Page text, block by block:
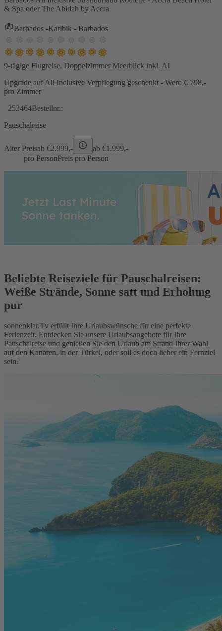
& Spa oder The Abidah by Accra
Barbados -Karibik - Barbados
9-tägige Flugreise, Doppelzimmer Meerblick inkl. AI
Upgrade auf All Inclusive Verpflegung geschenkt - Wert: € 798,-
pro Zimmer
253464Bestellnr.:
Pauschalreise
Alter Preisab €2.999,- ab €1.999,-
pro PersonPreis pro Person
Beliebte Reiseziele für Pauschalreisen:
Weiße Strände, Sonne satt und Erholung
pur
sonnenklar.Tv erfüllt Ihre Urlaubswünsche für eine perfekte
Ferienzeit. Entdecken Sie unsere Urlaubsangebote für Ihre
Pauschalreise und genießen Sie den Urlaub am Strand Ihrer Wahl
auf den Kanaren, in der Türkei, oder soll es doch lieber ein Fernziel
sein?